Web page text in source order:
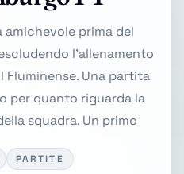
prima del
l'allenamento
Una partita
per quanto riguarda la
squadra. Un primo
PARTITE